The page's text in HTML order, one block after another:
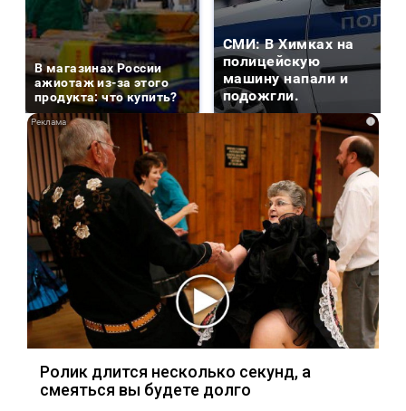
В магазинах России
ажиотаж из-за этого
продукта: что купить?
СМИ: В Химках на
полицейскую
машину напали и
подожгли.
i
Ролик длится несколько секунд, а
смеяться вы будете долго